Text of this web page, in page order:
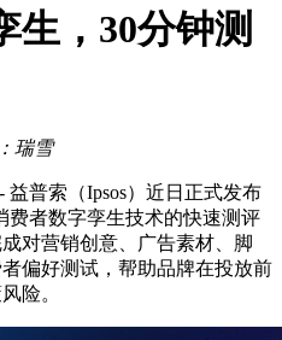
生，30分钟测
瑞雪
益普索（Ipsos）近日正式发布
费者数字孪生技术的快速测评
对营销创意、广告素材、脚
偏好测试，帮助品牌在投放前
险。